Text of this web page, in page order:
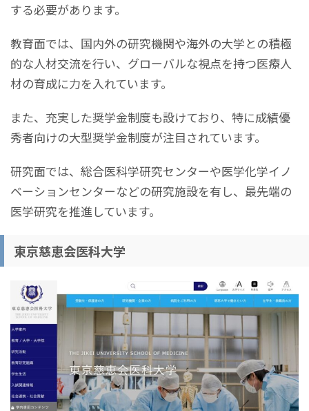
する必要があります。
教育面では、国内外の研究機関や海外の大学との積極
的な人材交流を行い、グローバルな視点を持つ医療人
材の育成に力を入れています。
また、充実した奨学金制度も設けており、特に成績優
秀者向けの大型奨学金制度が注目されています。
研究面では、総合医科学研究センターや医学化学イノ
ベーションセンターなどの研究施設を有し、最先端の
医学研究を推進しています。
東京慈恵会医科大学